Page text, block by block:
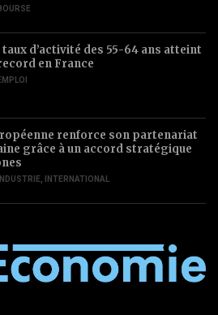
taux d’activité des 55-64 ans atteint
en France
renforce son partenariat
grâce à un accord stratégique
INDUSTRIE INTERNATIONAL